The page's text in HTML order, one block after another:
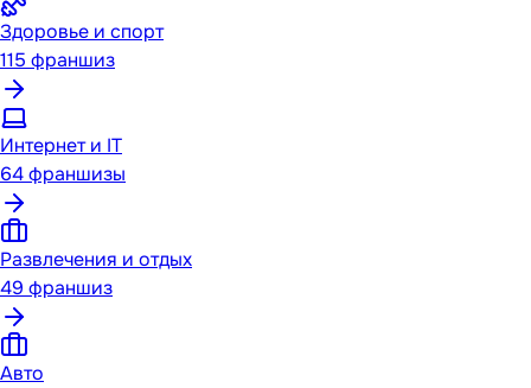
Здоровье и спорт
115 франшиз
Интернет и IT
64франшизы
Развлечения и отдых
49 франшиз
Авто